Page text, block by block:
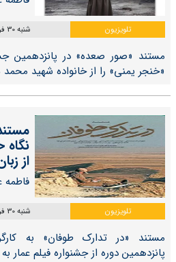
تلویزیون شنبه 30 فروردین 1404، ساعت 17:29
مستند «صور صعده» در پانزدهمین
«خنجر یمنی» را از خانواده شهید محمد
از
فاطمه
تلویزیون شنبه 30 فروردین 1404، ساعت 17:16
مستند «در تدارک طوفان» به
پانزدهمین دوره از جشنواره فیلم عمار